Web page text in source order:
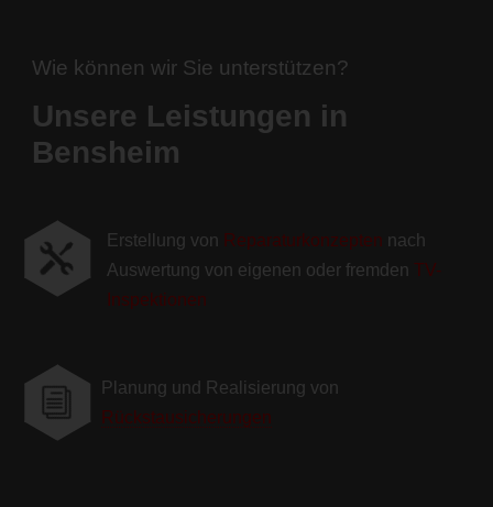
Wie können wir Sie unterstützen?
Unsere Leistungen in
Bensheim

Erstellung von Reparaturkonzepten nach
Auswertung von eigenen oder fremden TV-
Inspektionen
i
Planung und Realisierung von
Rückstausicherungen